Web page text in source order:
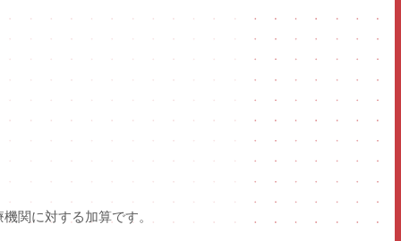
関に対する加算です。